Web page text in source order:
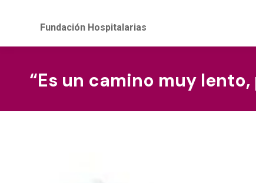
Fundación Hospitalarias
“Es un camino muy